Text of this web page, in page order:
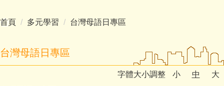
首頁 多元學習 台灣母語日專區
台灣母語日專區
字體大小調整 小 中
大